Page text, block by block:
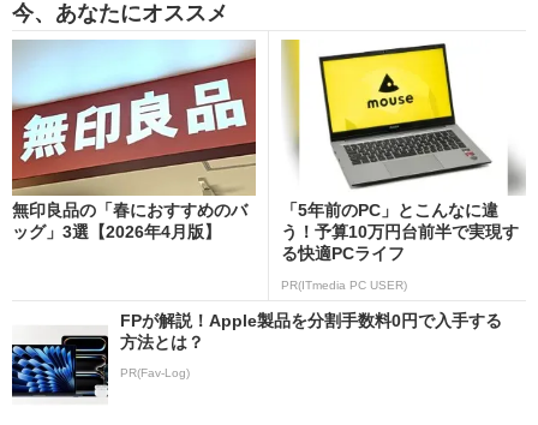
今、あなたにオススメ
無印良品の「春におすすめのバ
ッグ」3選【2026年4月版】
「5年前のPC」とこんなに違
う！予算10万円台前半で実現す
る快適PCライフ
PR(ITmedia PC USER)
FPが解説！Apple製品を分割手数料0円で入手する
方法とは？
PR(Fav-Log)